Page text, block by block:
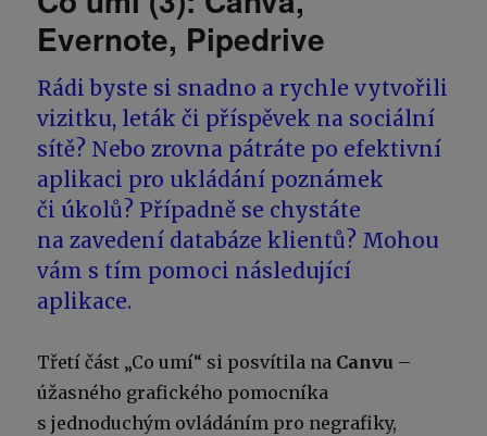
Evernote, Pipedrive
Rádi byste si snadno a rychle vytvořili
vizitku, leták či příspěvek na sociální
sítě? Nebo zrovna pátráte po efektivní
aplikaci pro ukládání poznámek
či úkolů? Případně se chystáte
na zavedení databáze klientů? Mohou
vám s tím pomoci následující
aplikace.
Třetí část „Co umí“ si posvítila na Canvu –
úžasného grafického pomocníka
s jednoduchým ovládáním pro negrafiky,